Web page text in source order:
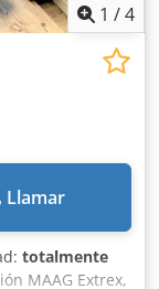
1 /4
Llamar
totalmente
MAAG Extrex,